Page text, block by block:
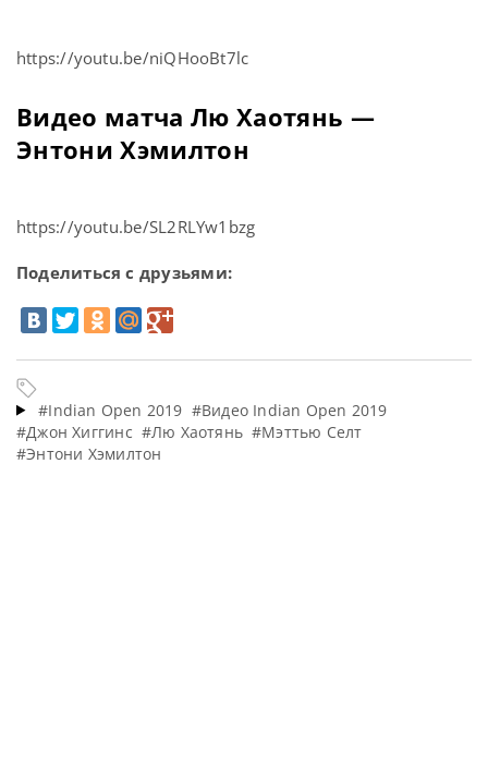
https://youtu.be/niQHooBt7lc
Видео матча Лю Хаотянь —
Энтони Хэмилтон
https://youtu.be/SL2RLYw1bzg
Поделиться с друзьями:
#Indian Open 2019 #Видео Indian Open 2019
#Джон Хиггинс #Лю Хаотянь #Мэттью Селт
#Энтони Хэмилтон